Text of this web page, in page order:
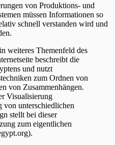
von Produktions- und
müssen Informationen so
schnell verstanden wird und